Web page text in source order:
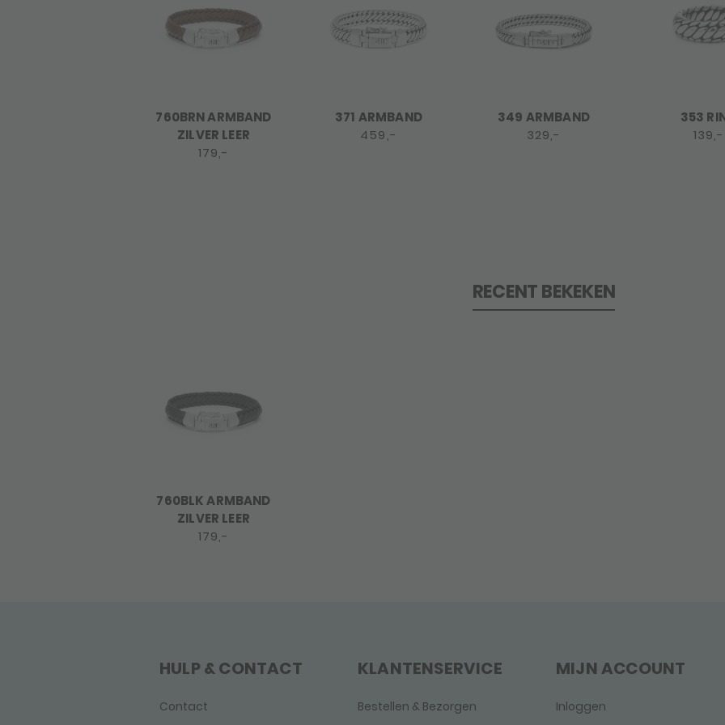
760BRN ARMBAND
ZILVER LEER
179,-
371 ARMBAND
459,-
349 ARMBAND
329,-
353
139,-
RECENT BEKEKEN
760BLK ARMBAND
ZILVER LEER
179,-
HULP & CONTACT
Contact
KLANTENSERVICE
Bestellen & Bezorgen
MIJN ACCOUNT
Inloggen